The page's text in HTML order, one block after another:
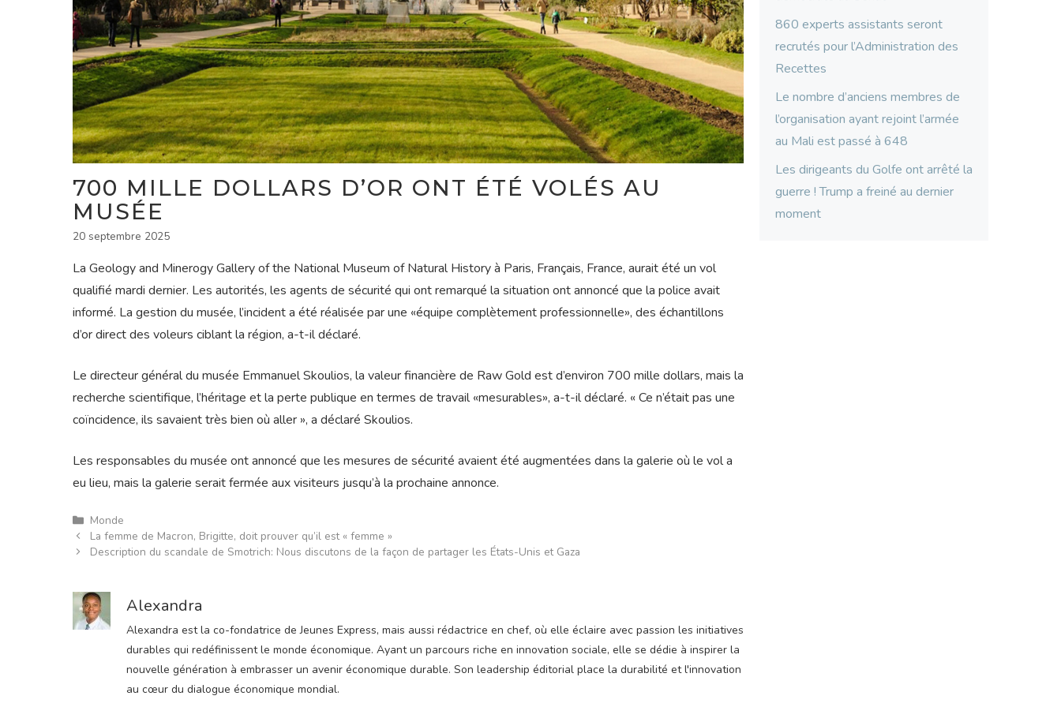
700 MILLE DOLLARS D’OR ONT ÉTÉ VOLÉS AU
MUSÉE
20 septembre 2025
La Geology and Minerogy Gallery of the National Museum of Natural History à Paris, Français, France, aurait été un vol
qualifié mardi dernier. Les autorités, les agents de sécurité qui ont remarqué la situation ont annoncé que la police avait
informé. La gestion du musée, l’incident a été réalisée par une «équipe complètement professionnelle», des échantillons
d’or direct des voleurs ciblant la région, a-t-il déclaré.
Le directeur général du musée Emmanuel Skoulios, la valeur financière de Raw Gold est d’environ 700 mille dollars, mais la
recherche scientifique, l’héritage et la perte publique en termes de travail «mesurables», a-t-il déclaré. « Ce n’était pas une
coïncidence, ils savaient très bien où aller », a déclaré Skoulios.
Les responsables du musée ont annoncé que les mesures de sécurité avaient été augmentées dans la galerie où le vol a
eu lieu, mais la galerie serait fermée aux visiteurs jusqu’à la prochaine annonce.
Catégories
Monde
La femme de Macron, Brigitte, doit prouver qu’il est « femme »
Description du scandale de Smotrich: Nous discutons de la façon de partager les États-Unis et Gaza
Alexandra
Alexandra est la co-fondatrice de Jeunes Express, mais aussi rédactrice en chef, où elle éclaire avec passion les initiatives
durables qui redéfinissent le monde économique. Ayant un parcours riche en innovation sociale, elle se dédie à inspirer la
nouvelle génération à embrasser un avenir économique durable. Son leadership éditorial place la durabilité et l'innovation
au cœur du dialogue économique mondial.
860 experts assistants seront
recrutés pour l’Administration des
Recettes
Le nombre d’anciens membres de
l’organisation ayant rejoint l’armée
au Mali est passé à 648
Les dirigeants du Golfe ont arrêté la
guerre ! Trump a freiné au dernier
moment